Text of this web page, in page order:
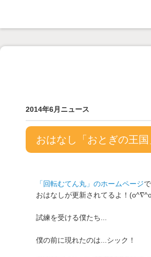
2014年6月ニュース
おはなし「おとぎの王国
「回転むてん丸」のホームページで
おはなしが更新されてるよ！
試練を受ける僕たち...
僕の前に現れたのは...シック！